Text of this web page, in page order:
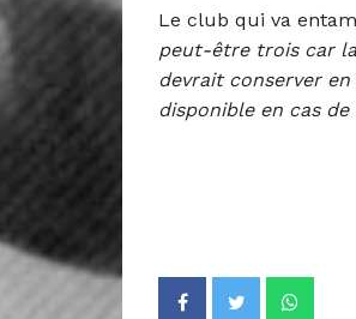
Le club qui va
peut-être trois car
devrait conserver en
disponible en cas de